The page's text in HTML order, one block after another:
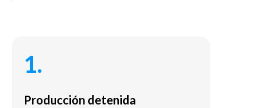
1.
Producción detenida